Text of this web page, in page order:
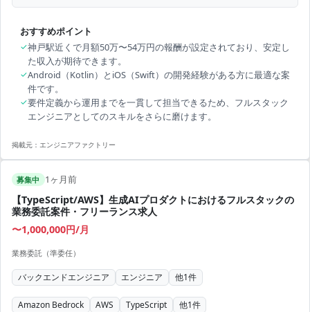
おすすめポイント
✓神戸駅近くで月額50万〜54万円の報酬が設定されており、安定し
た収入が期待できます。
✓Android（Kotlin）とiOS（Swift）の開発経験がある方に最適な案
件です。
✓要件定義から運用までを一貫して担当できるため、フルスタック
エンジニアとしてのスキルをさらに磨けます。
掲載元： エンジニアファクトリー
募集中 1ヶ月前
【TypeScript/AWS】生成AIプロダクトにおけるフルスタックの
業務委託案件・フリーランス求人
〜1,000,000円/月
業務委託（準委任）
バックエンドエンジニア エンジニア 他1件
Amazon Bedrock AWS TypeScript 他1件